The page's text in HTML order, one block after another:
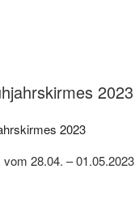
2023
28.04. – 01.05.2023